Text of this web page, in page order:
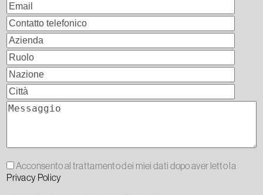
Acconsento al trattamento dei miei dati dopo aver letto la
Privacy Policy